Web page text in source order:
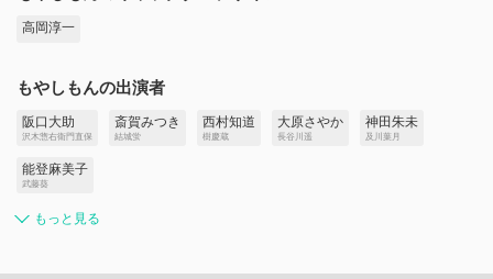
高岡淳一
もやしもんの出演者
阪口大助
沢木惣右衛門直保
斎賀みつき
結城蛍
西村知道
樹慶蔵
大原さやか
長谷川遥
神田朱未
及川葉月
能登麻美子
武藤葵
もっと見る